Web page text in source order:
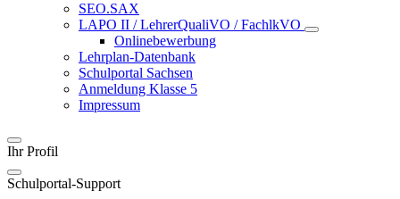
SEO.SAX
LAPO II / LehrerQualiVO / FachlkVO
Onlinebewerbung
Lehrplan-Datenbank
Schulportal Sachsen
Anmeldung Klasse 5
Impressum
Ihr Profil
Schulportal-Support